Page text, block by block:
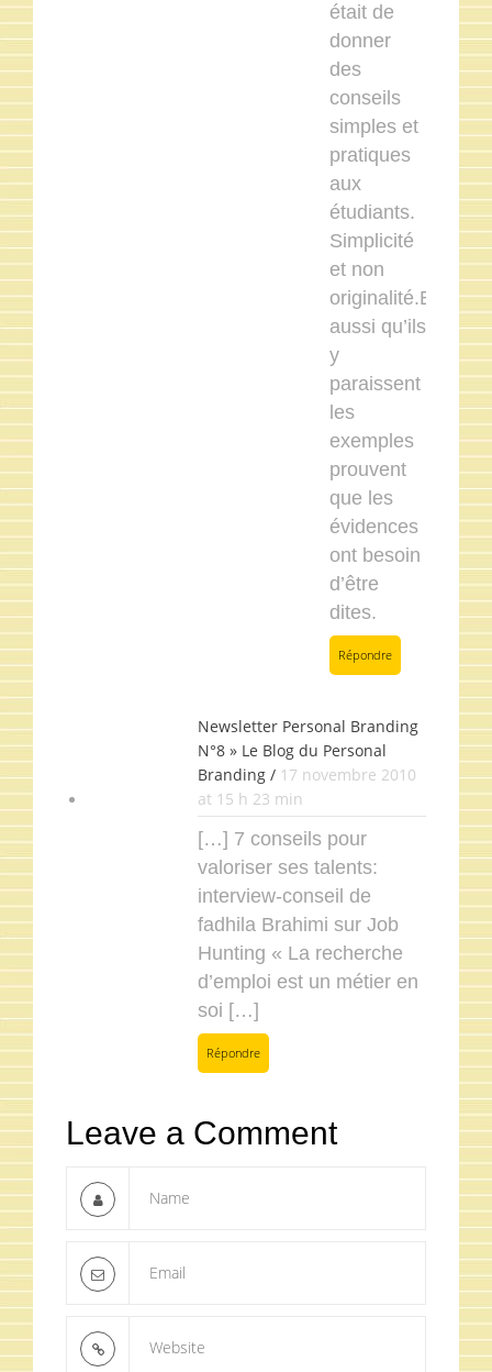
était de
donner
des
conseils
simples et
pratiques
aux
étudiants.
Simplicité
et non
originalité.Et
aussi qu’ils
y
paraissent
les
exemples
prouvent
que les
évidences
ont besoin
d’être
dites.
Répondre
Newsletter Personal Branding
N°8 » Le Blog du Personal
Branding / 17 novembre 2010
at 15 h 23 min
[…] 7 conseils pour
valoriser ses talents:
interview-conseil de
fadhila Brahimi sur Job
Hunting « La recherche
d’emploi est un métier en
soi […]
Répondre
Leave a Comment